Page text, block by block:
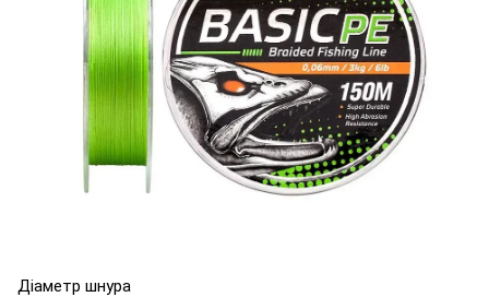
Діаметр шнура